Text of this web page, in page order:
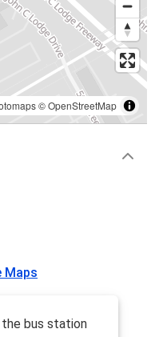
©OpenStreetMap
Maps
bus station